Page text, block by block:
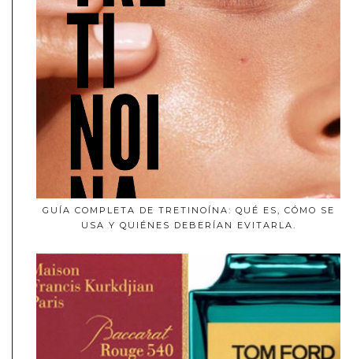
GUÍA COMPLETA DE TRETINOÍNA: QUÉ ES, CÓMO SE
USA Y QUIÉNES DEBERÍAN EVITARLA.